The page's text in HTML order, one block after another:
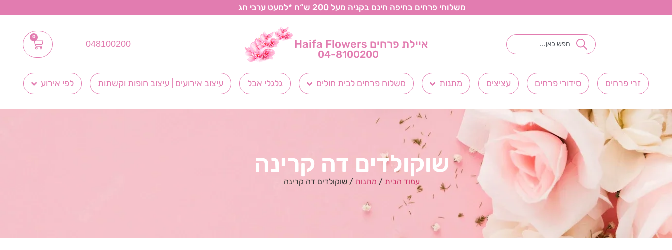
משלוחי פרחים בחיפה חינם בקניה מעל 200 ש“ח *למעט ערבי חג
איילת פרחים Haifa Flowers
04-8100200
048100200
0
זרי פרחים סידורי פרחים עציצים מתנות משלוח פרחים לבית חולים גלגלי אבל עיצוב אירועים | עיצוב חופות וקשתות לפי אירוע
שוקולדים דה קרינה
עמוד הבית / מתנות / שוקולדים דה קרינה